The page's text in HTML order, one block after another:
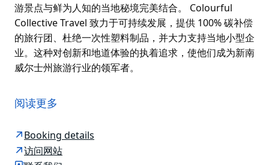
游景点与鲜为人知的当地秘境完美结合。 Colourful
Collective Travel 致力于可持续发展，提供 100% 碳补偿
的旅行团、杜绝一次性塑料制品，并大力支持当地小型企
业。这种对创新和地道体验的执着追求，使他们成为新南
威尔士州旅游行业的领军者。
社，提供精心设计的行程，展现该州最精华的风光。凭借
20 多年在悉尼及新南威尔士州各地提供旅游服务的经
到专为青少年、家庭和高端旅行者设计的多日游，应有尽
有。
阅读更多
Booking details
访问网站